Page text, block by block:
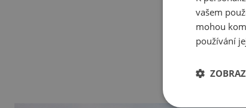
vašem
mohou
používání